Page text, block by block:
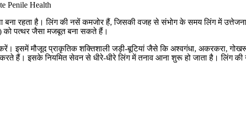
Penile Health
बना रहता है। लिंग की नसें कमजोर हैं, जिसकी वजह से संभोग के समय लिंग में
को पत्थर जैसा मजबूत बना सकते हैं।
इसमें मौजूद प्राकृतिक शक्तिशाली जड़ी-बूटियां जैसे कि अश्वगंधा, अकरकरा,
हैं। इसके नियमित सेवन से धीरे-धीरे लिंग में तनाव आना शुरू हो जाता है। लिंग